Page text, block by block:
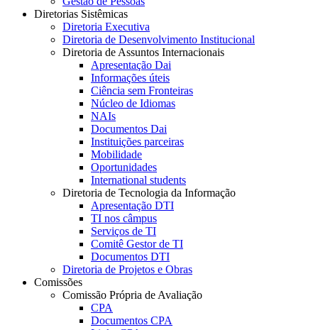
Diretorias Sistêmicas
Diretoria Executiva
Diretoria de Desenvolvimento Institucional
Diretoria de Assuntos Internacionais
Apresentação Dai
Informações úteis
Ciência sem Fronteiras
Núcleo de Idiomas
NAIs
Documentos Dai
Instituições parceiras
Mobilidade
Oportunidades
International students
Diretoria de Tecnologia da Informação
Apresentação DTI
TI nos câmpus
Serviços de TI
Comitê Gestor de TI
Documentos DTI
Diretoria de Projetos e Obras
Comissões
Comissão Própria de Avaliação
CPA
Documentos CPA